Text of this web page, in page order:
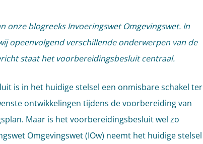
onze blogreeks Invoeringswet Omgevingswet. In
opeenvolgend verschillende onderwerpen van de
staat het voorbereidingsbesluit centraal.
is in het huidige stelsel een onmisbare schakel ter
ontwikkelingen tijdens de voorbereiding van
Maar is het voorbereidingsbesluit wel zo
Omgevingswet (IOw) neemt het huidige stelsel